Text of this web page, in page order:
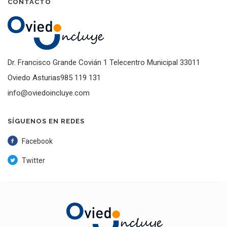
CONTACTO
Dr. Francisco Grande Covián 1 Telecentro Municipal 33011
Oviedo Asturias985 119 131
info@oviedoincluye.com
SÍGUENOS EN REDES
Facebook
Twitter